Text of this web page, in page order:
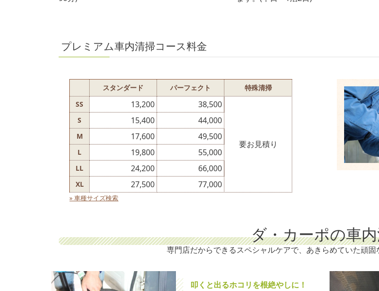
プレミアム車内清掃コース料金
スタンダード パーフェクト
特殊清掃
SS
13,200 38,500
要お見積り
S 15,400 44,000
M 17,600 49,500
L 19,800 55,000
LL 24,200 66,000
XL 27,500 77,000
» 車種サイズ検索
ダ・カーポの車
専門店だからできるスペシャルケアで、あきらめていた頑固
叩くと出るホコリを根絶やしに！